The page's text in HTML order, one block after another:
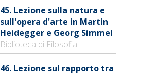
45. Lezione sulla natura e
sull'opera d'arte in Martin
Heidegger e Georg Simmel
Biblioteca di Filosofia
46. Lezione sul rapporto tra